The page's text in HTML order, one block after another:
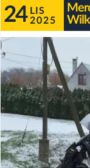
24 LIS
2025